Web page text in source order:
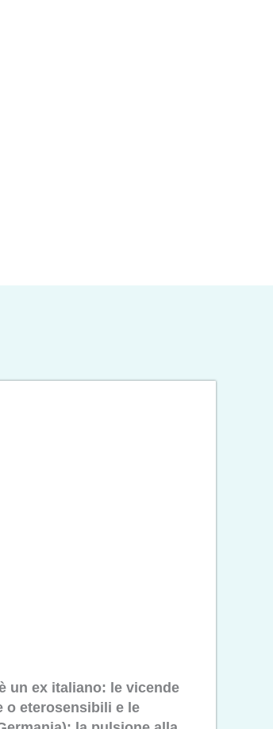
un ex italiano: le vicende
o eterosensibili e le